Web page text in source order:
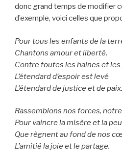
donc grand temps de modifier
d’exemple, voici celles que
Pour tous les enfants de la
Chantons amour et liberté.
Contre toutes les haines et
L’étendard d’espoir est levé
L’étendard de justice et de paix.
Rassemblons nos forces,
Pour vaincre la misère et la
Que règnent au fond de nos
L’amitié la joie et le partage.